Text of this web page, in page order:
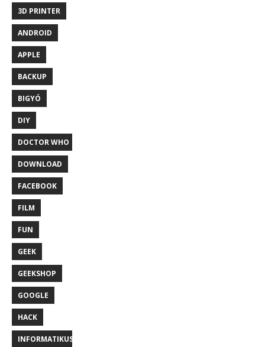
3D PRINTER
ANDROID
APPLE
BACKUP
BIGYÓ
DIY
DOCTOR WHO
DOWNLOAD
FACEBOOK
FILM
FUN
GEEK
GEEKSHOP
GOOGLE
HACK
INFORMATIKUS